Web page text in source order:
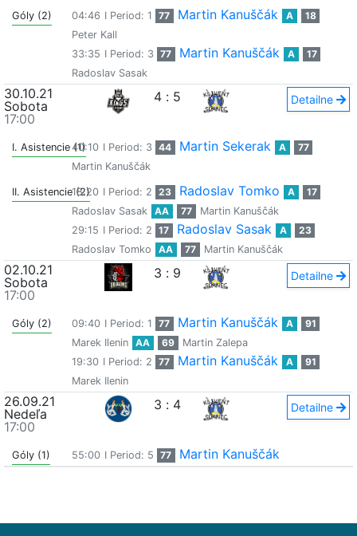
Góly (2) 04:46 I Period: 1 77 Martin Kanuščák A
18
Peter Kall
33:35 I Period: 3 77 Martin Kanuščák A
17
Radoslav Sasak
30.10.21
Sobota
17:00
4 : 5 Detailne
I. Asistencie (1)40:10 I Period: 3 44 Martin Sekerak A
77
Martin Kanuščák
II. Asistencie (2)
18:20 I Period: 2 23 Radoslav Tomko A
17
Radoslav Sasak
AA 77
Martin Kanuščák
29:15 I Period: 2 17 Radoslav Sasak A
23
Radoslav Tomko
AA 77 Martin Kanuščák
02.10.21
Sobota
17:00
3 : 9 Detailne
Góly (2) 09:40 I Period: 1 77 Martin Kanuščák A
91
Marek Ilenin
AA 69
Martin Zalepa
19:30 I Period: 2 77 Martin Kanuščák A
91
Marek Ilenin
26.09.21
Nedeľa
17:00
3 : 4 Detailne
Góly (1) 55:00 I Period: 5 77 Martin Kanuščák